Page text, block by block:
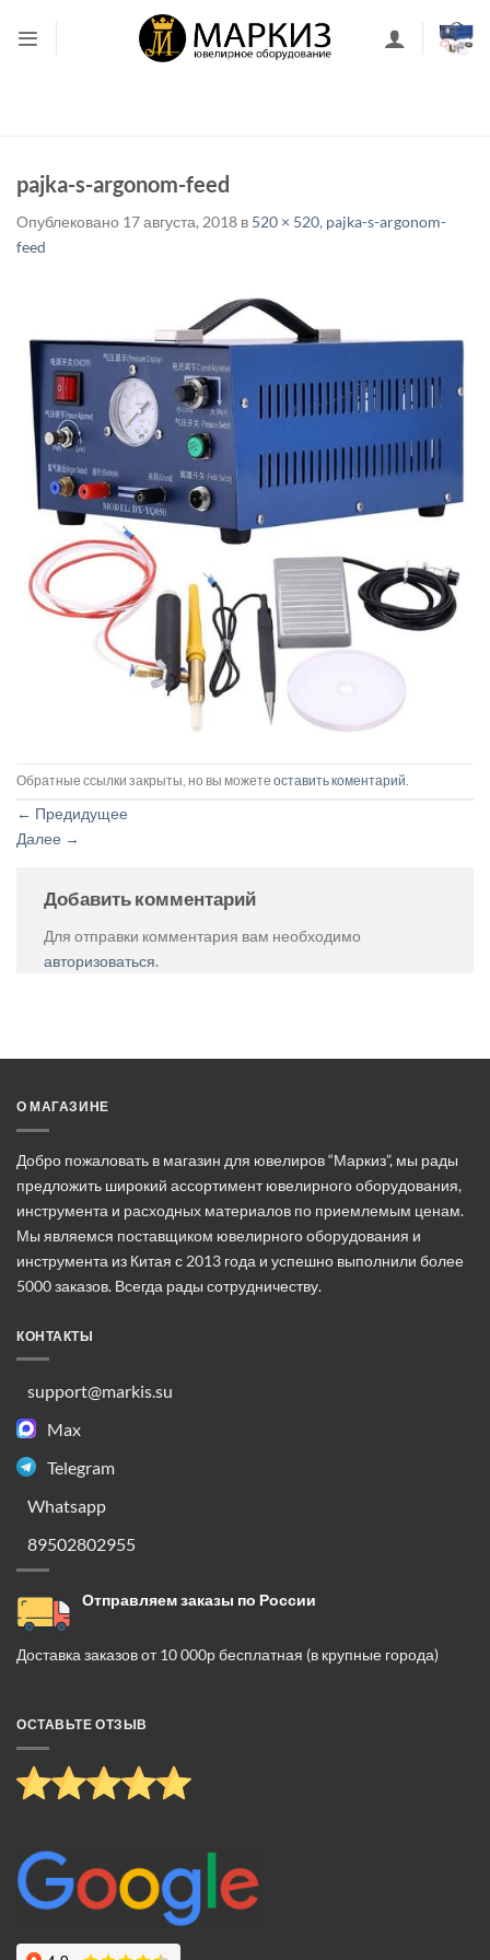
pajka-s-argonom-feed
Опублековано 17 августа, 2018 в 520 × 520, pajka-s-argonom-
feed
Обратные ссылки закрыты, но вы можете оставить коментарий
← Предидущее
Далее →
Добавить комментарий
Для отправки комментария вам необходимо
авторизоваться.
О МАГАЗИНЕ
Добро пожаловать в магазин для ювелиров “Маркиз”, мы рады
предложить широкий ассортимент ювелирного оборудования,
инструмента и расходных материалов по приемлемым ценам.
Мы являемся поставщиком ювелирного оборудования и
инструмента из Китая с 2013 года и успешно выполнили более
5000 заказов. Всегда рады сотрудничеству.
КОНТАКТЫ
support@markis.su
Max
Telegram
Whatsapp
89502802955
Отправляем заказы по России
Доставка заказов от 10 000р бесплатная (в крупные города)
ОСТАВЬТЕ ОТЗЫВ